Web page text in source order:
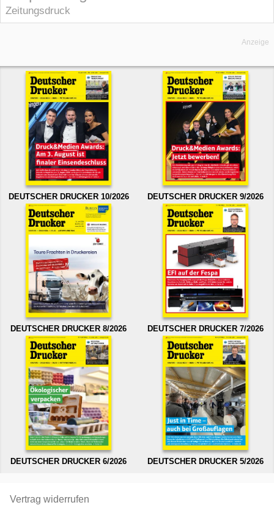
Zeitungsdruck
Anzeige
DEUTSCHER DRUCKER 10/2026 DEUTSCHER DRUCKER 9/2026
DEUTSCHER DRUCKER 8/2026 DEUTSCHER DRUCKER 7/2026
DEUTSCHER DRUCKER 6/2026 DEUTSCHER DRUCKER 5/2026
Vertrag widerrufen